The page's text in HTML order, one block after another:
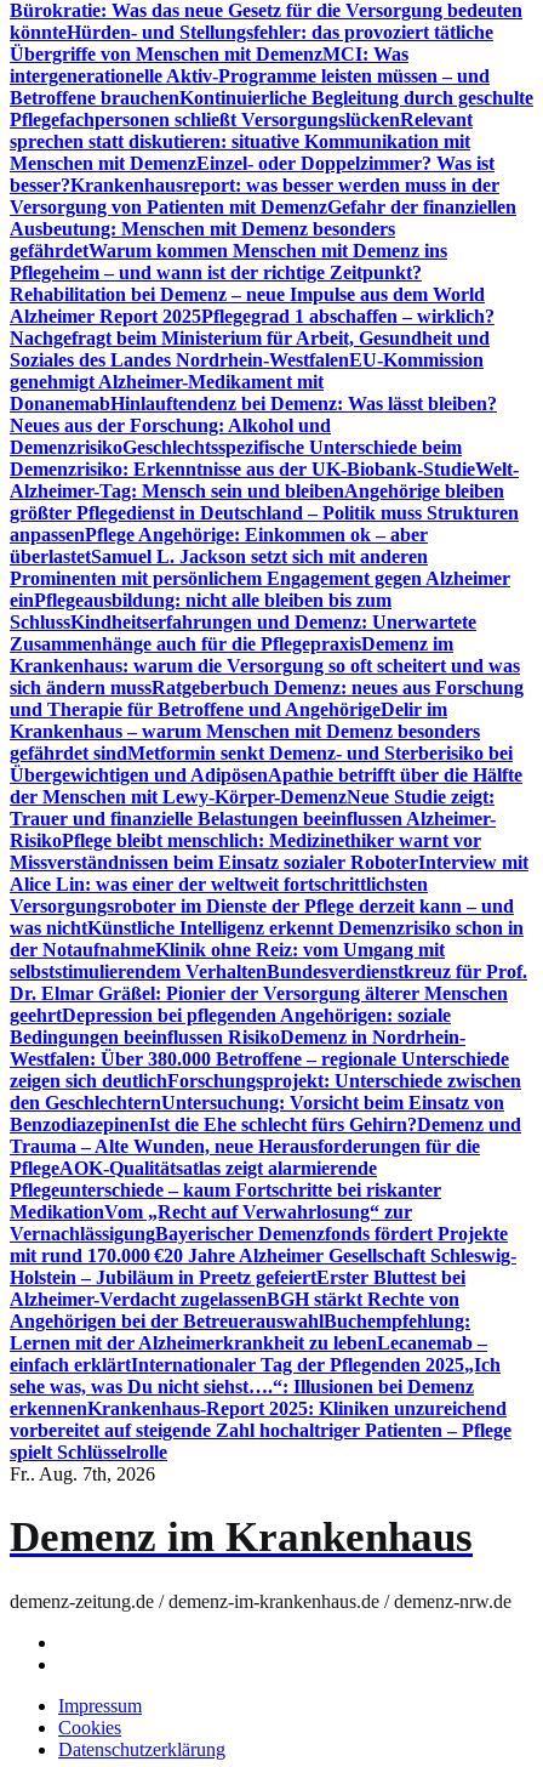
Bürokratie: Was das neue Gesetz für die Versorgung bedeuten
könnteHürden- und Stellungsfehler: das provoziert tätliche
Übergriffe von Menschen mit DemenzMCI: Was
intergenerationelle Aktiv-Programme leisten müssen – und
Betroffene brauchenKontinuierliche Begleitung durch geschulte
Pflegefachpersonen schließt VersorgungslückenRelevant
sprechen statt diskutieren: situative Kommunikation mit
Menschen mit DemenzEinzel- oder Doppelzimmer? Was ist
besser?Krankenhausreport: was besser werden muss in der
Versorgung von Patienten mit DemenzGefahr der finanziellen
Ausbeutung: Menschen mit Demenz besonders
gefährdetWarum kommen Menschen mit Demenz ins
Pflegeheim – und wann ist der richtige Zeitpunkt?
Rehabilitation bei Demenz – neue Impulse aus dem World
Alzheimer Report 2025Pflegegrad 1 abschaffen – wirklich?
Nachgefragt beim Ministerium für Arbeit, Gesundheit und
Soziales des Landes Nordrhein-WestfalenEU-Kommission
genehmigt Alzheimer-Medikament mit
DonanemabHinlauftendenz bei Demenz: Was lässt bleiben?
Neues aus der Forschung: Alkohol und
DemenzrisikoGeschlechtsspezifische Unterschiede beim
Demenzrisiko: Erkenntnisse aus der UK-Biobank-StudieWelt-
Alzheimer-Tag: Mensch sein und bleibenAngehörige bleiben
größter Pflegedienst in Deutschland – Politik muss Strukturen
anpassenPflege Angehörige: Einkommen ok – aber
überlastetSamuel L. Jackson setzt sich mit anderen
Prominenten mit persönlichem Engagement gegen Alzheimer
einPflegeausbildung: nicht alle bleiben bis zum
SchlussKindheitserfahrungen und Demenz: Unerwartete
Zusammenhänge auch für die PflegepraxisDemenz im
Krankenhaus: warum die Versorgung so oft scheitert und was
sich ändern mussRatgeberbuch Demenz: neues aus Forschung
und Therapie für Betroffene und AngehörigeDelir im
Krankenhaus – warum Menschen mit Demenz besonders
gefährdet sindMetformin senkt Demenz- und Sterberisiko bei
Übergewichtigen und AdipösenApathie betrifft über die Hälfte
der Menschen mit Lewy-Körper-DemenzNeue Studie zeigt:
Trauer und finanzielle Belastungen beeinflussen Alzheimer-
RisikoPflege bleibt menschlich: Medizinethiker warnt vor
Missverständnissen beim Einsatz sozialer RoboterInterview mit
Alice Lin: was einer der weltweit fortschrittlichsten
Versorgungsroboter im Dienste der Pflege derzeit kann – und
was nichtKünstliche Intelligenz erkennt Demenzrisiko schon in
der NotaufnahmeKlinik ohne Reiz: vom Umgang mit
selbststimulierendem VerhaltenBundesverdienstkreuz für Prof.
Dr. Elmar Gräßel: Pionier der Versorgung älterer Menschen
geehrtDepression bei pflegenden Angehörigen: soziale
Bedingungen beeinflussen RisikoDemenz in Nordrhein-
Westfalen: Über 380.000 Betroffene – regionale Unterschiede
zeigen sich deutlichForschungsprojekt: Unterschiede zwischen
den GeschlechternUntersuchung: Vorsicht beim Einsatz von
BenzodiazepinenIst die Ehe schlecht fürs Gehirn?Demenz und
Trauma – Alte Wunden, neue Herausforderungen für die
PflegeAOK-Qualitätsatlas zeigt alarmierende
Pflegeunterschiede – kaum Fortschritte bei riskanter
MedikationVom „Recht auf Verwahrlosung“ zur
VernachlässigungBayerischer Demenzfonds fördert Projekte
mit rund 170.000 €20 Jahre Alzheimer Gesellschaft Schleswig-
Holstein – Jubiläum in Preetz gefeiertErster Bluttest bei
Alzheimer-Verdacht zugelassenBGH stärkt Rechte von
Angehörigen bei der BetreuerauswahlBuchempfehlung:
Lernen mit der Alzheimerkrankheit zu lebenLecanemab –
einfach erklärtInternationaler Tag der Pflegenden 2025„Ich
sehe was, was Du nicht siehst….“: Illusionen bei Demenz
erkennenKrankenhaus-Report 2025: Kliniken unzureichend
vorbereitet auf steigende Zahl hochaltriger Patienten – Pflege
spielt Schlüsselrolle
Fr.. Aug. 7th, 2026
Demenz im Krankenhaus
demenz-zeitung.de / demenz-im-krankenhaus.de / demenz-nrw.de
Impressum
Cookies
Datenschutzerklärung